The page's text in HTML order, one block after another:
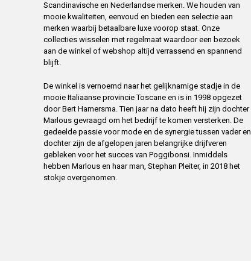
Scandinavische en Nederlandse merken. We houden van
mooie kwaliteiten, eenvoud en bieden een selectie aan
merken waarbij betaalbare luxe voorop staat. Onze
collecties wisselen met regelmaat waardoor een bezoek
aan de winkel of webshop altijd verrassend en spannend
blijft.
De winkel is vernoemd naar het gelijknamige stadje in de
mooie Italiaanse provincie Toscane en is in 1998 opgezet
door Bert Hamersma. Tien jaar na dato heeft hij zijn dochter
Marlous gevraagd om het bedrijf te komen versterken. De
gedeelde passie voor mode en de synergie tussen vader en
dochter zijn de afgelopen jaren belangrijke drijfveren
gebleken voor het succes van Poggibonsi. Inmiddels
hebben Marlous en haar man, Stephan Pleiter, in 2018 het
stokje overgenomen.